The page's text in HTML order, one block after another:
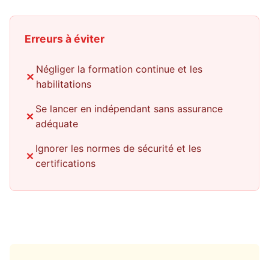
Erreurs à éviter
Négliger la formation continue et les
habilitations
Se lancer en indépendant sans assurance
adéquate
Ignorer les normes de sécurité et les
certifications